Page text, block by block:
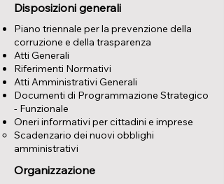
Disposizioni generali
Piano triennale per la prevenzione della
corruzione e della trasparenza
Atti Generali
Riferimenti Normativi
Atti Amministrativi Generali
Documenti di Programmazione Strategico
- Funzionale
Oneri informativi per cittadini e imprese
Scadenzario dei nuovi obblighi
amministrativi
Organizzazione